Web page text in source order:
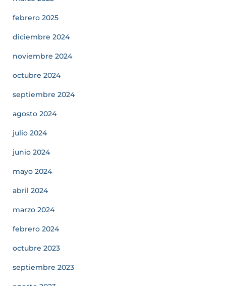
febrero 2025
diciembre 2024
noviembre 2024
octubre 2024
septiembre 2024
agosto 2024
julio 2024
junio 2024
mayo 2024
abril 2024
marzo 2024
febrero 2024
octubre 2023
septiembre 2023